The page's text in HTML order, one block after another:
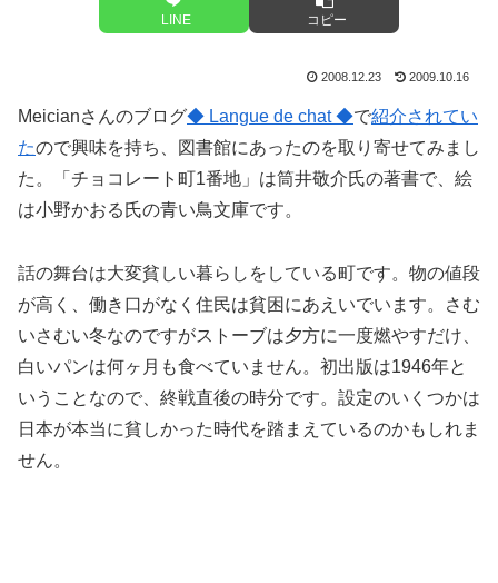
LINE コピー
2008.12.23 2009.10.16
Meicianさんのブログ◆ Langue de chat ◆で紹介されてい
たので興味を持ち、図書館にあったのを取り寄せてみまし
た。「チョコレート町1番地」は筒井敬介氏の著書で、絵
は小野かおる氏の青い鳥文庫です。
話の舞台は大変貧しい暮らしをしている町です。物の値段
が高く、働き口がなく住民は貧困にあえいでいます。さむ
いさむい冬なのですがストーブは夕方に一度燃やすだけ、
白いパンは何ヶ月も食べていません。初出版は1946年と
いうことなので、終戦直後の時分です。設定のいくつかは
日本が本当に貧しかった時代を踏まえているのかもしれま
せん。